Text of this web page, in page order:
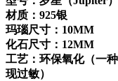
材质：925银
玛瑙尺寸：10MM
化石尺寸：12MM
工艺：环保氧化（一
现过敏）